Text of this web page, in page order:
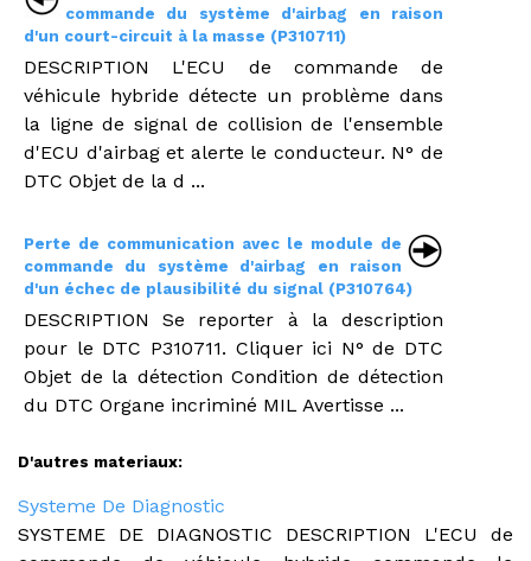
commande du système d'airbag en raison
d'un court-circuit à la masse (P310711)
DESCRIPTION L'ECU de commande de
véhicule hybride détecte un problème dans
la ligne de signal de collision de l'ensemble
d'ECU d'airbag et alerte le conducteur. N° de
DTC Objet de la d ...
Perte de communication avec le module de
commande du système d'airbag en raison
d'un échec de plausibilité du signal (P310764)
DESCRIPTION Se reporter à la description
pour le DTC P310711. Cliquer ici N° de DTC
Objet de la détection Condition de détection
du DTC Organe incriminé MIL Avertisse ...
D'autres materiaux:
Systeme De Diagnostic
SYSTEME DE DIAGNOSTIC DESCRIPTION L'ECU de